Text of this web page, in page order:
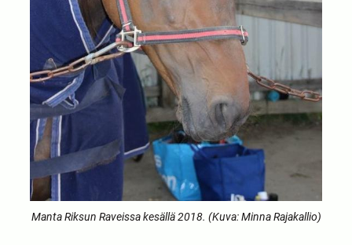
Manta Riksun Raveissa kesällä 2018. (Kuva: Minna Rajakallio)